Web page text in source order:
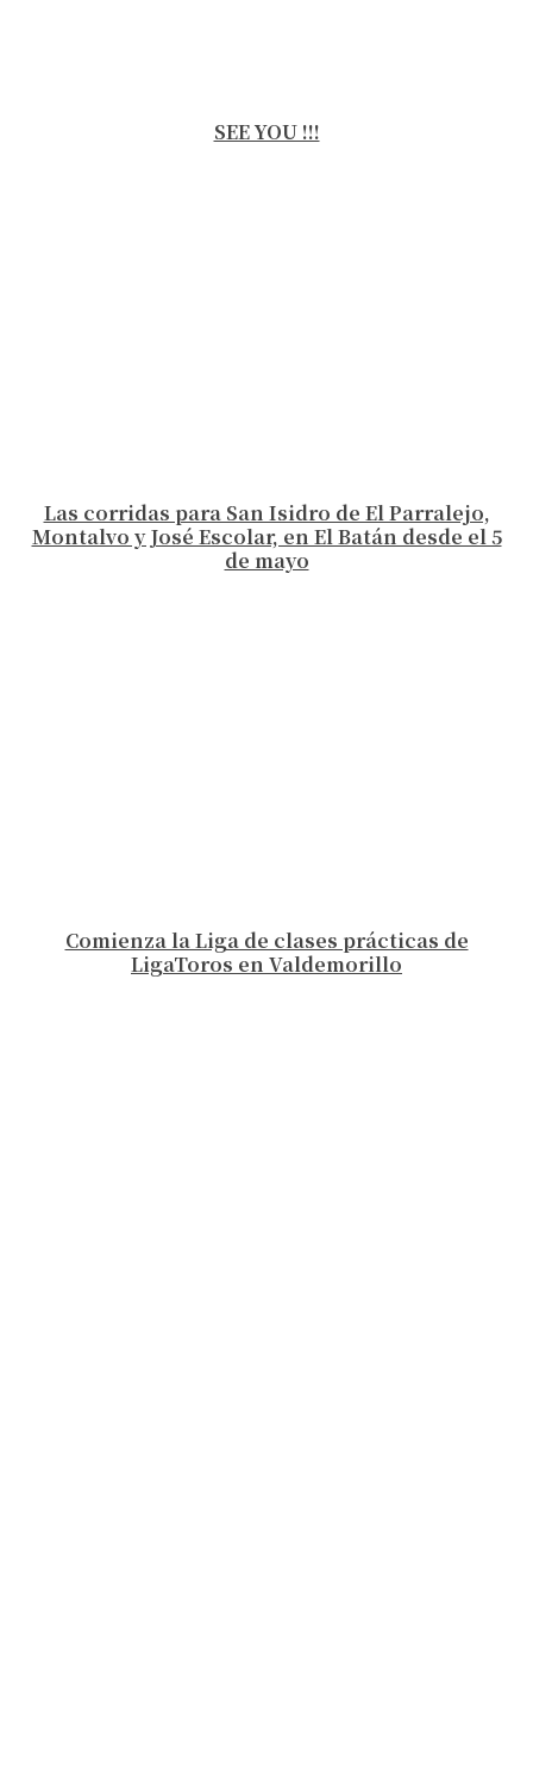
SEE YOU !!!
Las corridas para San Isidro de El Parralejo,
Montalvo y José Escolar, en El Batán desde el 5
de mayo
Comienza la Liga de clases prácticas de
LigaToros en Valdemorillo